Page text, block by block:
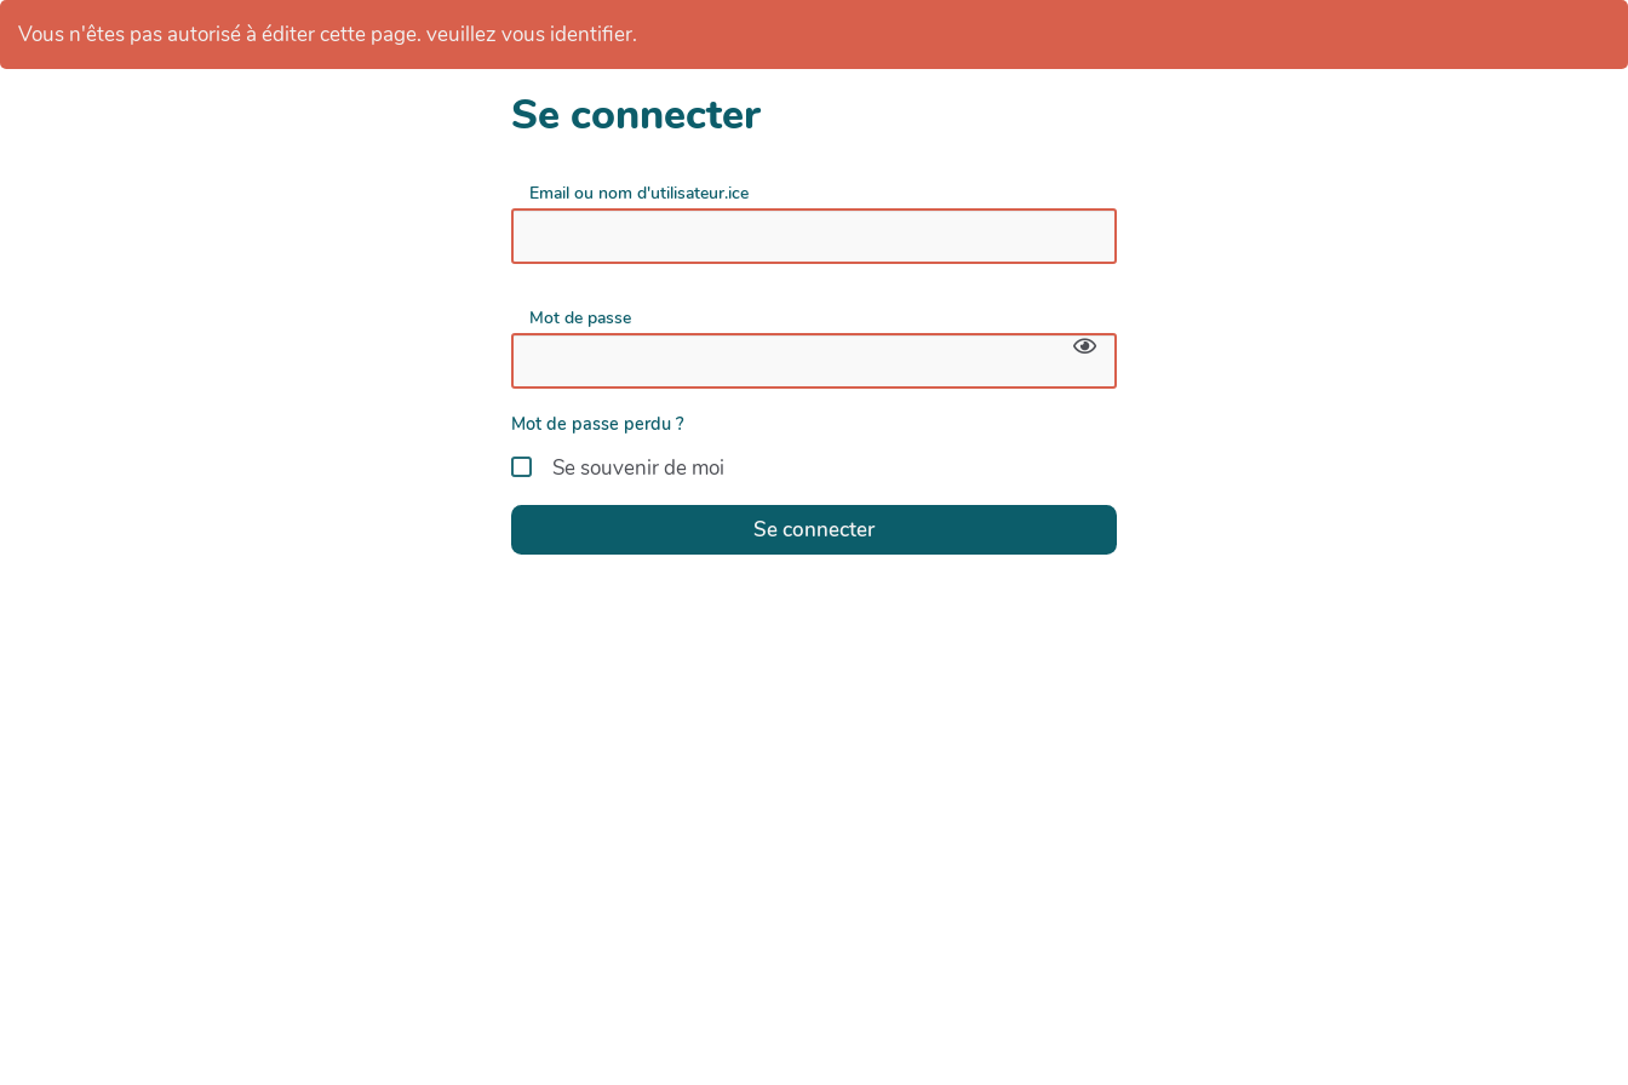
Vous n'êtes pas autorisé à éditer cette page. veuillez vous identifier.
Se connecter
Email ou nom d'utilisateur.ice
Mot de passe
Mot de passe perdu ?
Se souvenir de moi
Se connecter